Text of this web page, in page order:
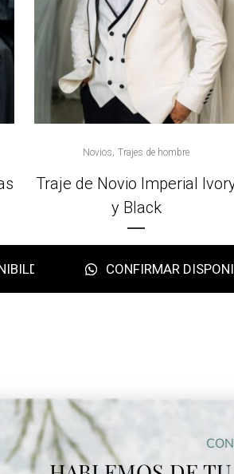
Novios,Trajes de hombre
Traje de Novio Imperial
y Black
CONFIRMAR